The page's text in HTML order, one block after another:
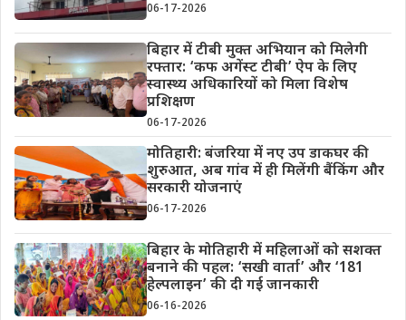
06-17-2026
बिहार में टीबी मुक्त अभियान को मिलेगी
रफ्तार: ‘कफ अगेंस्ट टीबी’ ऐप के लिए
स्वास्थ्य अधिकारियों को मिला विशेष
प्रशिक्षण
06-17-2026
मोतिहारी: बंजरिया में नए उप डाकघर की
शुरुआत, अब गांव में ही मिलेंगी बैंकिंग और
सरकारी योजनाएं
06-17-2026
बिहार के मोतिहारी में महिलाओं को सशक्त
बनाने की पहल: ‘सखी वार्ता’ और ‘181
हेल्पलाइन’ की दी गई जानकारी
06-16-2026